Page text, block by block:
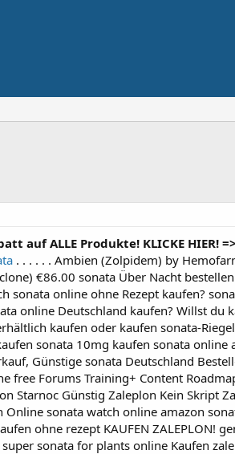
auf ALLE Produkte! KLICKE HIER! =>
. . . . . . Ambien (Zolpidem) by
€86.00 sonata Über Nacht
sonata online ohne Rezept kaufen?
online Deutschland kaufen? Willst du
kaufen oder kaufen sonata-
sonata 10mg kaufen sonata online
Günstige sonata Deutschland
Forums Training+ Content
Starnoc Günstig Zaleplon Kein Skript
sonata watch online amazon
ohne rezept KAUFEN ZALEPLON!
super sonata for plants online Kaufen